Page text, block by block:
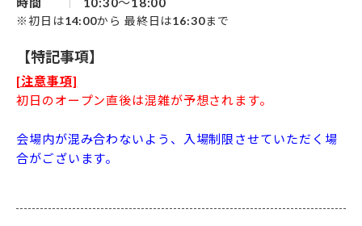
※初日は14:00から 最終日は16:30まで
【特記事項】
[注意事項]
初日のオープン直後は混雑が予想されます。
会場内が混み合わないよう、入場制限させていただく場
合がございます。